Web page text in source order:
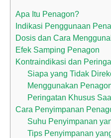
Apa Itu Penagon?
Indikasi Penggunaan
Dosis dan Cara
Efek Samping Penagon
Kontraindikasi dan
Siapa yang Tidak
Menggunakan
Peringatan Khusus
Cara Penyimpanan
Suhu Penyimpanan
Tips Penyimpanan